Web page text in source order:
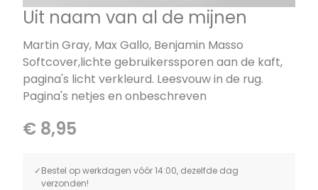
Uit naam van al de mijnen
Martin Gray, Max Gallo, Benjamin Masso
Softcover,lichte gebruikerssporen aan de kaft,
pagina's licht verkleurd. Leesvouw in de rug.
Pagina's netjes en onbeschreven
€ 8,95
Bestel op werkdagen vóór 14:00, dezelfde dag
verzonden!